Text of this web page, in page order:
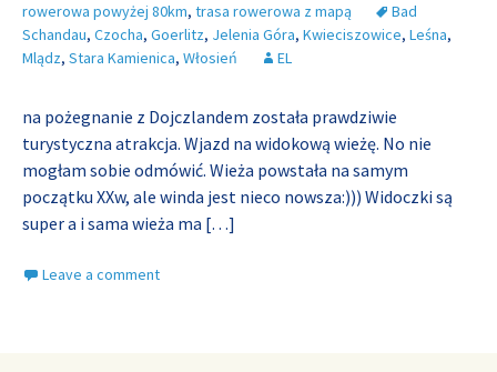
rowerowa powyżej 80km, trasa rowerowa z mapą
Bad
Schandau, Czocha, Goerlitz, Jelenia Góra, Kwieciszowice, Leśna,
Mlądz, Stara Kamienica, Włosień EL
na pożegnanie z Dojczlandem została prawdziwie
turystyczna atrakcja. Wjazd na widokową wieżę. No nie
mogłam sobie odmówić. Wieża powstała na samym
początku XXw, ale winda jest nieco nowsza:))) Widoczki są
super a i sama wieża ma […]
Leave a comment